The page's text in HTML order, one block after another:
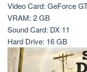
Video Card: GeForce
VRAM: 2 GB
Sound Card: DX 11
Hard Drive: 16 GB